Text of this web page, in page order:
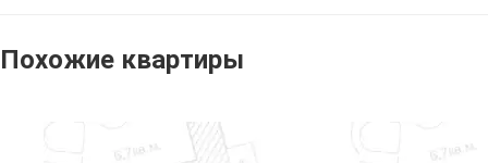
Похожие квартиры